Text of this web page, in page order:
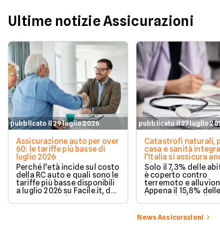
Ultime notizie Assicurazioni
pubblicato il 29 luglio 2026
Assicurazione auto per over
60: le tariffe più basse di
luglio 2026
Perché l'età incide sul costo
della RC auto e quali sono le
tariffe più basse disponibili
a luglio 2026 su Facile.it, da
106,32€ annui.
pubblicato il 27 luglio
Catastrofi naturali,
casa e sanità
l'Italia si assicura
troppo poco. I dati
Solo il 7,3% delle
è coperto contro
terremoto e
Appena il 15,8%
imprese ha la polizza
catastrofale
dati ANIA 2025 sul
assicurativo
News Assicurazioni